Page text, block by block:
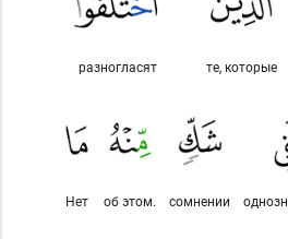
те, которые
разногласят
сомнении
об этом.
Нет